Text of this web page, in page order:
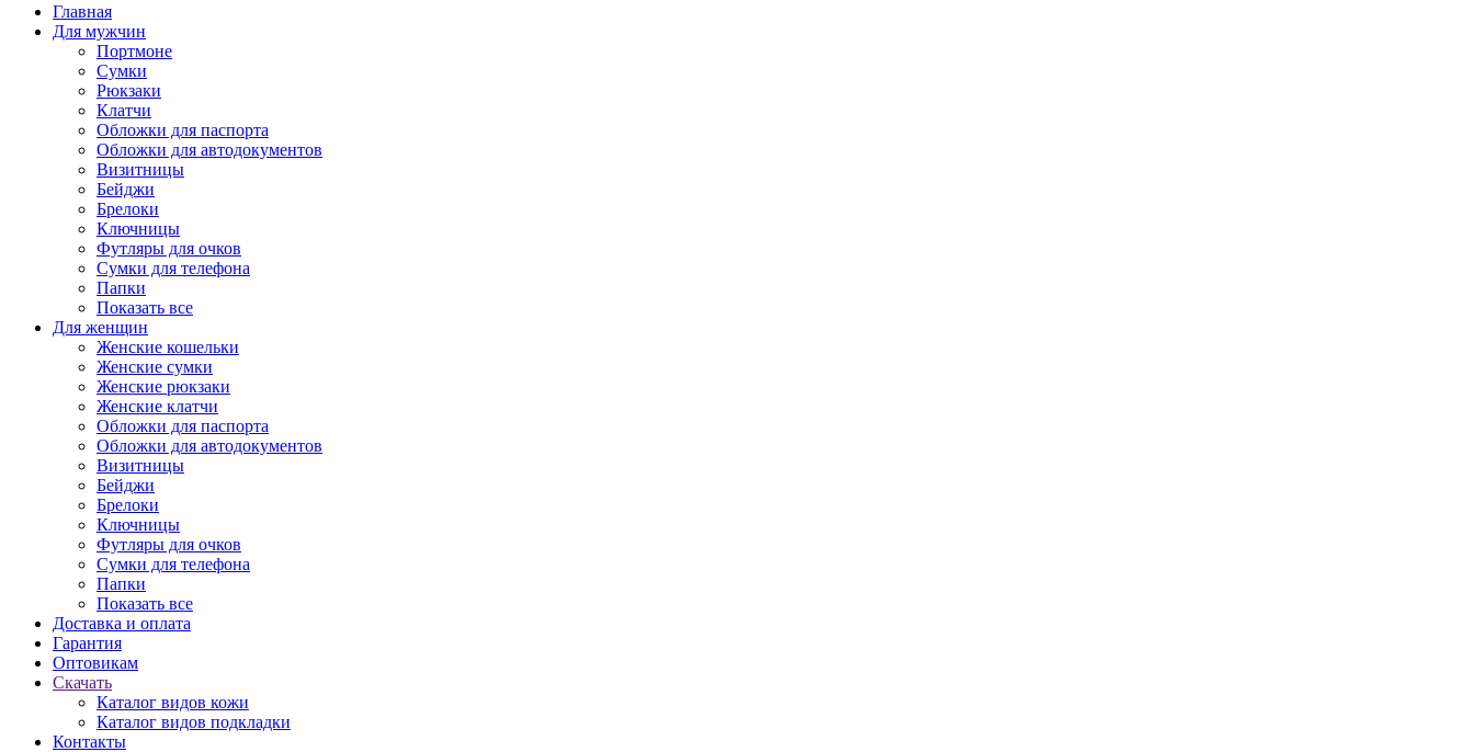
Главная
Для мужчин
Портмоне
Сумки
Рюкзаки
Клатчи
Обложки для паспорта
Обложки для автодокументов
Визитницы
Бейджи
Брелоки
Ключницы
Футляры для очков
Сумки для телефона
Папки
Показать все
Для женщин
Женские кошельки
Женские сумки
Женские рюкзаки
Женские клатчи
Обложки для паспорта
Обложки для автодокументов
Визитницы
Бейджи
Брелоки
Ключницы
Футляры для очков
Сумки для телефона
Папки
Показать все
Доставка и оплата
Гарантия
Оптовикам
Скачать
Каталог видов кожи
Каталог видов подкладки
Контакты